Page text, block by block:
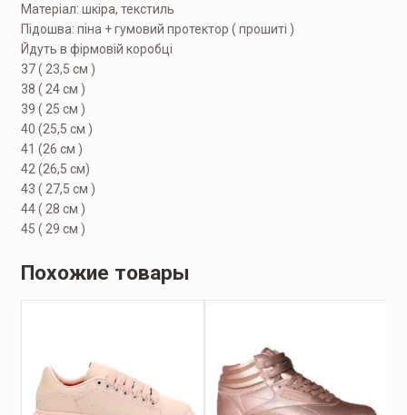
Матеріал: шкіра, текстиль
Підошва: піна + гумовий протектор ( прошиті )
Йдуть в фірмовій коробці
37 ( 23,5 см )
38 ( 24 см )
39 ( 25 см )
40 (25,5 см )
41 (26 см )
42 (26,5 см)
43 ( 27,5 см )
44 ( 28 см )
45 ( 29 см )
Похожие товары